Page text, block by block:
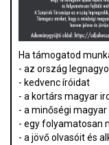
Ha támogatod
- az ország
- kedvenc íróidat
- a kortárs magyar
- a minőségi
- egy folyamatosan
- a jövő olvasóit és